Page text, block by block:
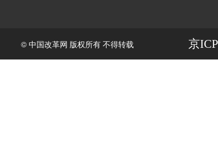
© 中国改革网 版权所有 不得转载 京